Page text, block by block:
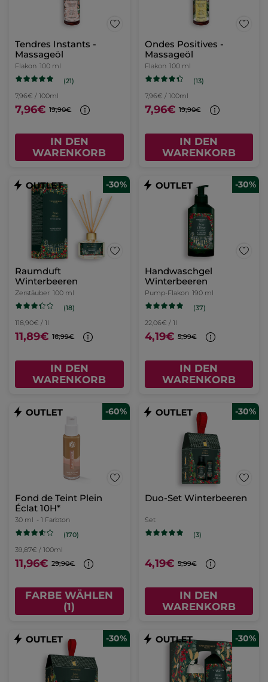
Tendres Instants -
Massageöl
Flakon 100 ml
(21)
7,96€ / 100ml
7,96€ 19,90€
IN DEN
WARENKORB
Ondes Positives -
Massageöl
Flakon 100 ml
(13)
7,96€ / 100ml
7,96€ 19,90€
IN DEN
WARENKORB
-30%
Raumduft
Winterbeeren
Zerstäuber 100 ml
(18)
118,90€ / 1l
11,89€ 16,99€
IN DEN
WARENKORB
-30%
Handwaschgel
Winterbeeren
Pump-Flakon 190 ml
(37)
22,06€ / 1l
4,19€ 5,99€
IN DEN
WARENKORB
-60%
Fond de Teint Plein
Éclat 10H*
30 ml - 1 Farbton
(170)
39,87€ / 100ml
11,96€ 29,90€
FARBE WÄHLEN
(1)
-30%
Duo-Set Winterbeeren
Set
(3)
4,19€ 5,99€
IN DEN
WARENKORB
-30% -30%